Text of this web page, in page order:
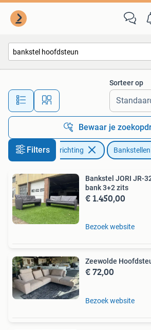
Alle afstanden…
Sorteer op
Bewaar je
Filters
Huis en Inrichting Bankstellen
Bankstel JORI JR-
bank 3+2 zits
€ 1.450,00
Bezoek website
Zeewolde
€ 72,00
Bezoek website